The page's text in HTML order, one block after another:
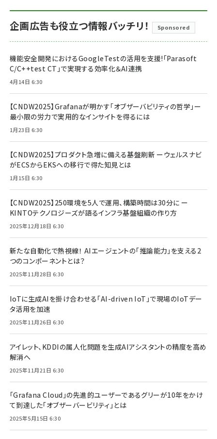
企画広告も役立つ情報バッチリ！ Sponsored
機能安全開発におけるGoogleTestの活用を支援!「Parasoft
C/C++test CT」で実現する効率化＆AI連携
4月14日 6:30
【CNDW2025】Grafanaが明かす「オブザーバビリティの哲学」ー
最小限の労力で実用的なインサイトを得るには
1月23日 6:30
【CNDW2025】プロダクト急増に備える基盤刷新 ーウェルスナビ
がECSからEKSへの移行で得た知見とは
1月15日 6:30
【CNDW2025】250環境を5人で運用、構築時間は30分に ー
KINTOテクノロジーズが語るインフラ基盤組織の作り方
2025年12月18日 6:30
新たな自動化で熱視線！ AIエージェントの「推論能力」を支える2
つのコンポーネントとは？
2025年11月28日 6:30
IoTに生成AIを掛け合わせる「AI-driven IoT」で現場のIoTデー
タ活用を加速
2025年11月26日 6:30
アイレット、KDDIの属人化問題を生成AIアシスタントの精度を高め
解消へ
2025年11月21日 6:30
「Grafana Cloud」の先進的ユーザーであるグリーが10年をかけ
て到達した「オブザーバービリティ」とは
2025年5月15日 6:30